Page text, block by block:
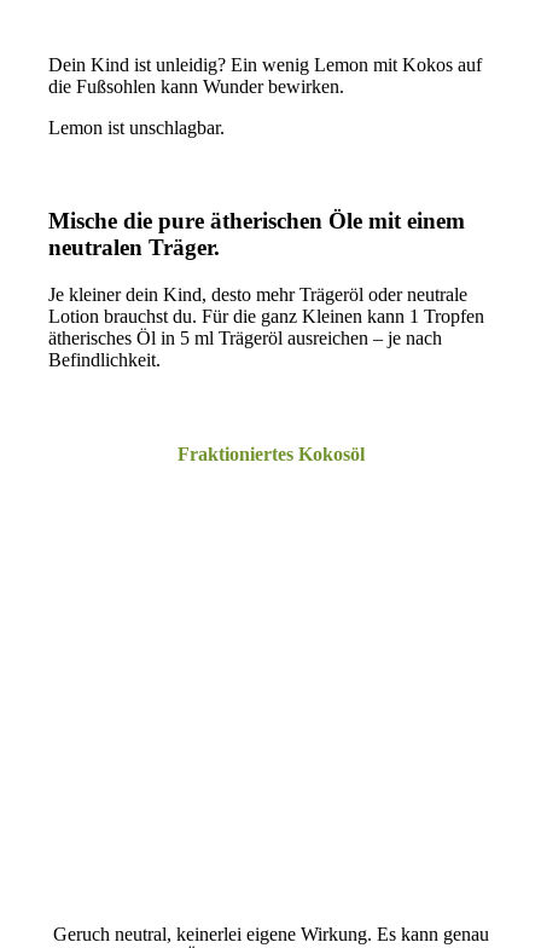
Dein Kind ist unleidig? Ein wenig Lemon mit Kokos auf
die Fußsohlen kann Wunder bewirken.
Lemon ist unschlagbar.
Mische die pure ätherischen Öle mit einem
neutralen Träger.
Je kleiner dein Kind, desto mehr Trägeröl oder neutrale
Lotion brauchst du. Für die ganz Kleinen kann 1 Tropfen
ätherisches Öl in 5 ml Trägeröl ausreichen – je nach
Befindlichkeit.
Fraktioniertes Kokosöl
Geruch neutral, keinerlei eigene Wirkung. Es kann genau